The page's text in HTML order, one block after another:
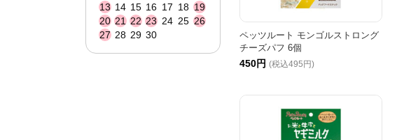
ペッツルート モンゴルストロング
チーズパフ 6個
450円 (税込495円)
13 14 15 16 17 18 19
20 21 22 23 24 25 26
27 28 29 30